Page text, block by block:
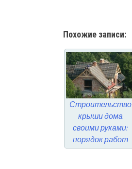
Похожие записи:
Строительство
крыши дома
своими руками:
порядок работ